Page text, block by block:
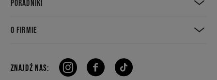
PORADNIKI
O FIRMIE
ZNAJDŹ NAS: